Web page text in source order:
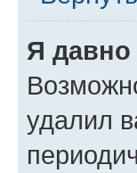
Я давно
удалил